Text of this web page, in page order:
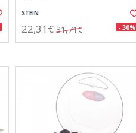
STEIN
22,31€ 31,71€ - 30%